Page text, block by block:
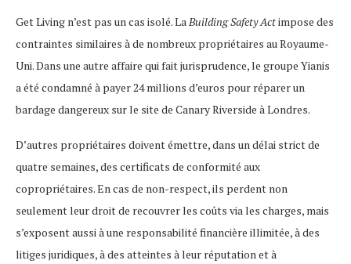
Get Living n’est pas un cas isolé. LaBuilding Safety Actimpose des
contraintes similaires à de nombreux propriétaires au Royaume-
Uni. Dans une autre affaire qui fait jurisprudence, le groupe Yianis
a été condamné à payer 24 millions d’euros pour réparer un
bardage dangereux sur le site de Canary Riverside à Londres.
D’autres propriétaires doivent émettre, dans un délai strict de
quatre semaines, des certificats de conformité aux
copropriétaires. En cas de non-respect, ils perdent non
seulement leur droit de recouvrer les coûts via les charges, mais
s’exposent aussi à une responsabilité financière illimitée, à des
litiges juridiques, à des atteintes à leur réputation et à